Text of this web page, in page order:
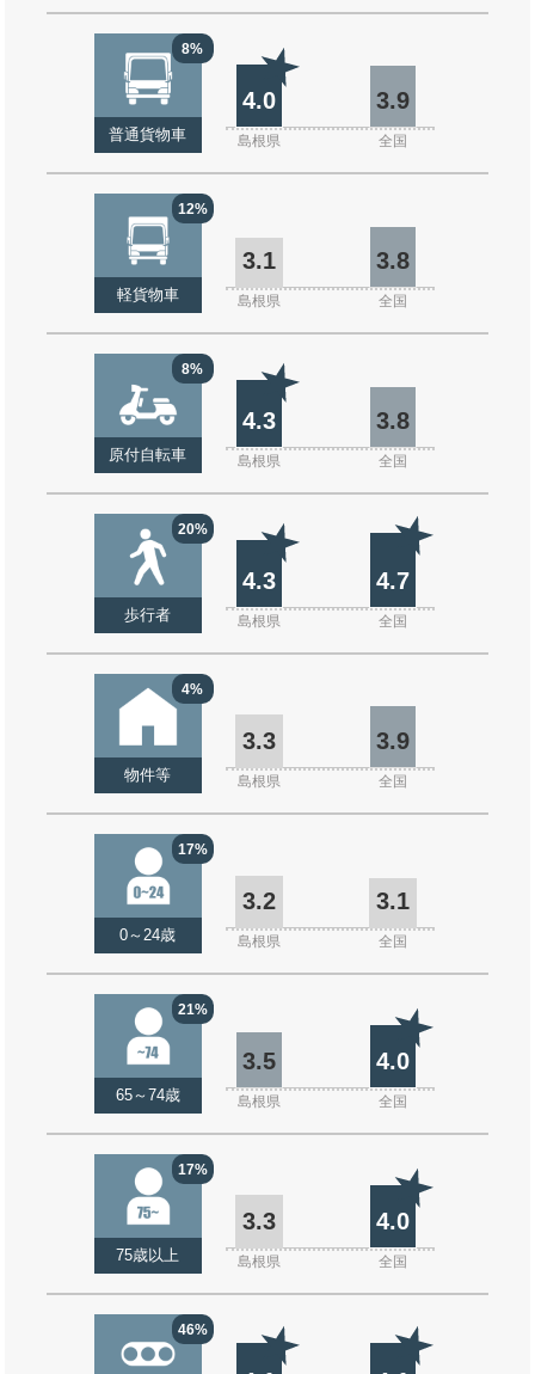
8%
普通貨物車
4.0 3.9
島根県 全国
12%
軽貨物車
3.1 3.8
島根県 全国
8%
原付自転車
4.3 3.8
島根県 全国
20%
歩行者
4.3 4.7
島根県 全国
4%
物件等
3.3 3.9
島根県 全国
17%
0～24歳
3.2 3.1
島根県 全国
21%
65～74歳
3.5 4.0
島根県 全国
17%
75歳以上
3.3 4.0
島根県 全国
46%